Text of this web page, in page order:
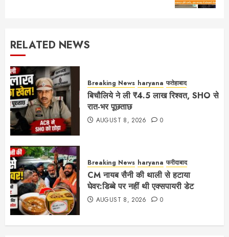
RELATED NEWS
Breaking News haryana फतेहाबाद
बिचौलिये ने ली ₹4.5 लाख रिश्वत, SHO से
रात-भर पूछताछ
AUGUST 8, 2026 0
Breaking News haryana फरीदाबाद
CM नायब सैनी की थाली से हटाया
घेवर:डिब्बे पर नहीं थी एक्सपायरी डेट
AUGUST 8, 2026 0